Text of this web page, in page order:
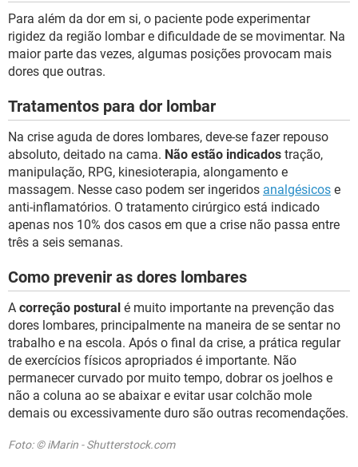
Para além da dor em si, o paciente pode experimentar
rigidez da região lombar e dificuldade de se movimentar. Na
maior parte das vezes, algumas posições provocam mais
dores que outras.
Tratamentos para dor lombar
Na crise aguda de dores lombares, deve-se fazer repouso
absoluto, deitado na cama. Não estão indicados tração,
manipulação, RPG, kinesioterapia, alongamento e
massagem. Nesse caso podem ser ingeridos analgésicos e
anti-inflamatórios. O tratamento cirúrgico está indicado
apenas nos 10% dos casos em que a crise não passa entre
três a seis semanas.
Como prevenir as dores lombares
A correção postural é muito importante na prevenção das
dores lombares, principalmente na maneira de se sentar no
trabalho e na escola. Após o final da crise, a prática regular
de exercícios físicos apropriados é importante. Não
permanecer curvado por muito tempo, dobrar os joelhos e
não a coluna ao se abaixar e evitar usar colchão mole
demais ou excessivamente duro são outras recomendações.
Foto: © iMarin - Shutterstock.com